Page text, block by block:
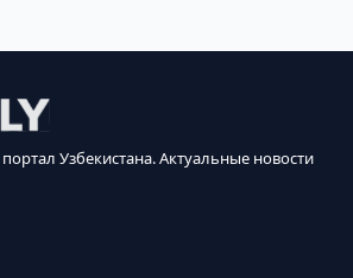
Узбекистана. Актуальные новости